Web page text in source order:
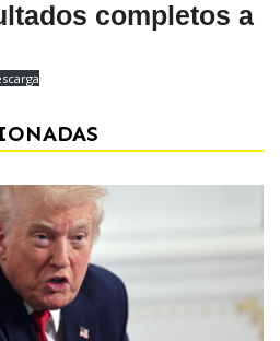
completos a